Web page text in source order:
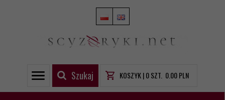
Szukaj KOSZYK |0SZT. 0.00PLN